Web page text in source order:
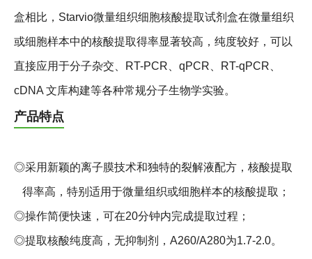
盒相比，Starvio微量组织细胞核酸提取试剂盒在微量组织
或细胞样本中的核酸提取得率显著较高，纯度较好，可以
直接应用于分子杂交、RT-PCR、qPCR、RT-qPCR、
cDNA 文库构建等各种常规分子生物学实验。
产品特点
◎采用新颖的离子膜技术和独特的裂解液配方，核酸提取
得率高，特别适用于微量组织或细胞样本的核酸提取；
◎操作简便快速，可在20分钟内完成提取过程；
◎提取核酸纯度高，无抑制剂，A260/A280为1.7-2.0。